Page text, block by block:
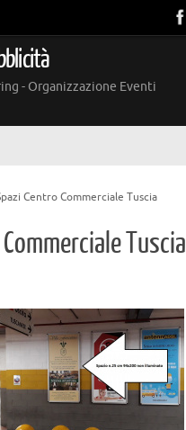
- Organizzazione Eventi
Centro Commerciale Tuscia
Tuscia